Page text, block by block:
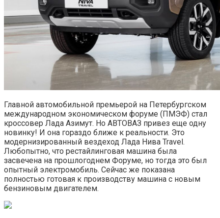
Главной автомобильной премьерой на Петербургском
международном экономическом форуме (ПМЭФ) стал
кроссовер Лада Азимут. Но АВТОВАЗ привез еще одну
новинку! И она гораздо ближе к реальности. Это
модернизированный вездеход Лада Нива Travel.
Любопытно, что рестайлинговая машина была
засвечена на прошлогоднем Форуме, но тогда это был
опытный электромобиль. Сейчас же показана
полностью готовая к производству машина с новым
бензиновым двигателем.